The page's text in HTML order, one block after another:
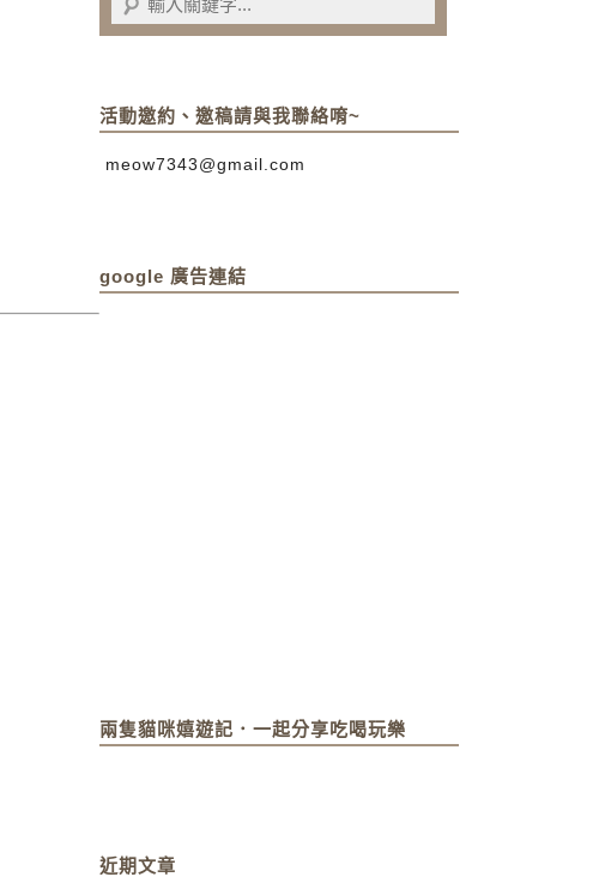
活動邀約、邀稿請與我聯絡唷~
meow7343@gmail.com
google 廣告連結
兩隻貓咪嬉遊記．一起分享吃喝玩樂
近期文章